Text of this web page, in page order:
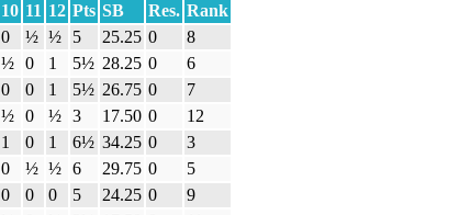
10 11 12 Pts SB Res. Rank
0 ½ ½ 5 25.25 0
8
½ 0 1 5½ 28.25 0
6
0 0 1 5½ 26.75 0
7
½ 0 ½ 3 17.50 0
12
1 0 1 6½ 34.25 0
3
0 ½ ½ 6 29.75 0
5
0 0 0 5 24.25 0
9